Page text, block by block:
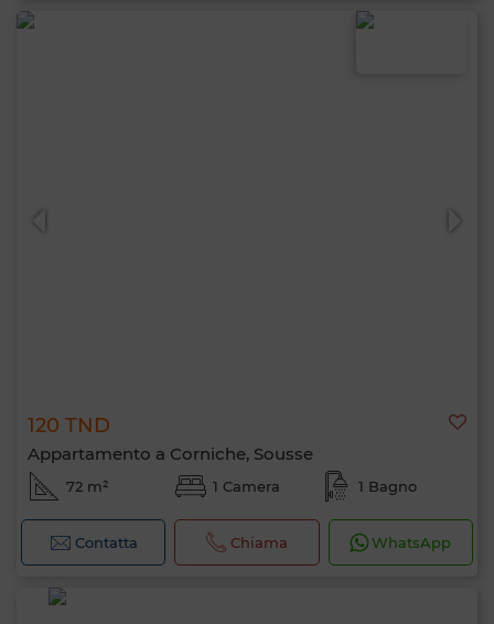
120 TND
Appartamento a Corniche, Sousse
72 m² 1 Camera 1 Bagno
Contatta Chiama WhatsApp